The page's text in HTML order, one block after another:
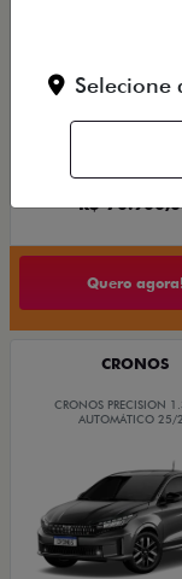
De: R$
R$
Quero agora!
CRONOS
CRONOS PRECISION
AUTOMÁTICO 25/
Selecione